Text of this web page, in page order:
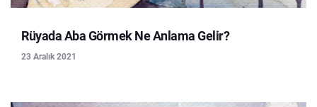
Rüyada Aba Görmek Ne Anlama Gelir?
23 Aralık 2021